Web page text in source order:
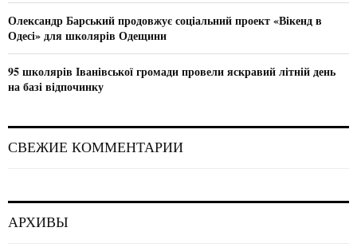
Олександр Барський продовжує соціальний проект «Вікенд в
Одесі» для школярів Одещини
95 школярів Іванівської громади провели яскравий літній день
на базі відпочинку
СВЕЖИЕ КОММЕНТАРИИ
АРХИВЫ